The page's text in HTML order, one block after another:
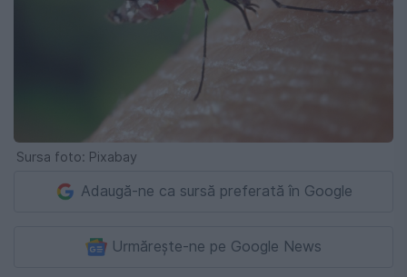
Sursa foto: Pixabay
Adaugă-ne ca sursă preferată în Google
Urmărește-ne pe Google News